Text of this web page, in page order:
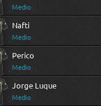
Medio
Nafti
Medio
Perico
Medio
Jorge Luque
Medio